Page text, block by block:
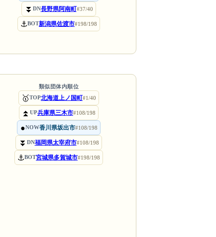
⏬ DN長野県阿南町#37/40
⚓BOT新潟県佐渡市#198/198
類似団体内順位
🥇TOP北海道上ノ国町#1/40
⏫ UP兵庫県三木市#108/198
●NOW香川県坂出市#108/198
⏬ DN福岡県太宰府市#108/198
⚓BOT宮城県多賀城市#198/198